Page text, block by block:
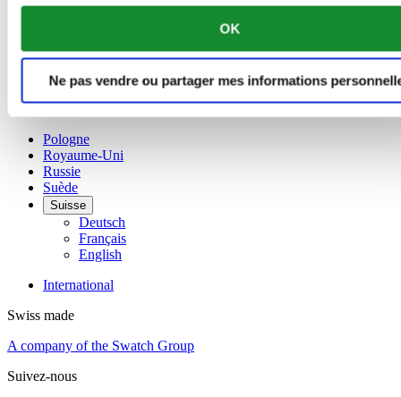
OK
Ne pas vendre ou partager mes informations
France
English
Français
Norvège
Pays-Bas
Pologne
Royaume-Uni
Russie
Suède
Suisse
Deutsch
Français
English
International
Swiss made
A company of the Swatch Group
Suivez-nous